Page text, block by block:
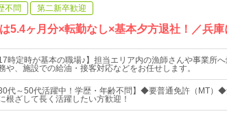
不問 第二新卒歓迎
5.4ヶ月分×転勤なし×基本夕方退社！／兵
17時定時が基本の職場♪】担当エリア内の漁師さんや事業所
や、施設での給油・接客対応などをお任せします。
30代～50代活躍中！学歴・年齢不問】◆要普通免許（MT
根ざして長く活躍したい方歓迎！